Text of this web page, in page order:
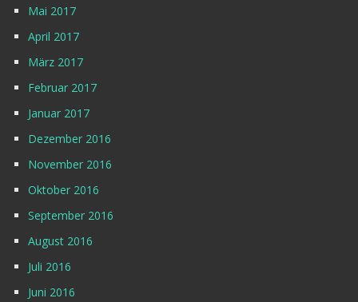
Mai 2017
April 2017
März 2017
Februar 2017
Januar 2017
Dezember 2016
November 2016
Oktober 2016
September 2016
August 2016
Juli 2016
Juni 2016